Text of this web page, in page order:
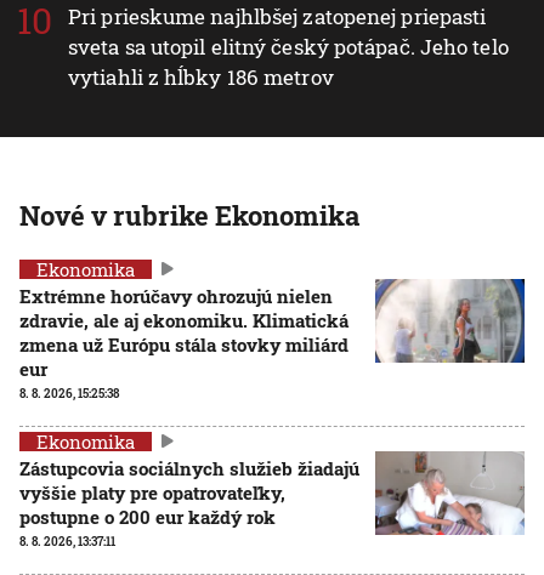
Pri prieskume najhlbšej zatopenej priepasti
sveta sa utopil elitný český potápač. Jeho telo
vytiahli z hĺbky 186 metrov
Nové v rubrike Ekonomika
Ekonomika
Extrémne horúčavy ohrozujú nielen
zdravie, ale aj ekonomiku. Klimatická
zmena už Európu stála stovky miliárd
eur
8. 8. 2026, 15:25:38
Ekonomika
Zástupcovia sociálnych služieb žiadajú
vyššie platy pre opatrovateľky,
postupne o 200 eur každý rok
8. 8. 2026, 13:37:11